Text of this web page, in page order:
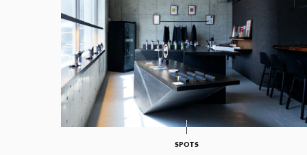
SPOTS